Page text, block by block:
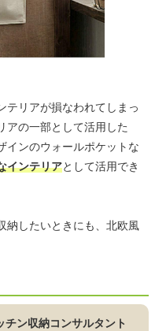
テリアが損なわれてしまっ
アの一部として活用した
インのウォールポケットな
インテリアとして活用でき
納したいときにも、北欧風
ン収納コンサルタント